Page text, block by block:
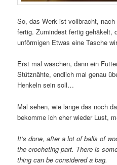
So, das Werk ist vollbracht,
fertig. Zumindest fertig gehäkelt,
unförmigen Etwas eine Tasche
Erst mal waschen, dann ein
Stütznähte, endlich mal genau
Henkeln sein soll…
Mal sehen, wie lange das noch
bekomme ich eher wieder Lust,
It’s done, after a lot of balls of
the crocheting part. There is
thing can be considered a bag.